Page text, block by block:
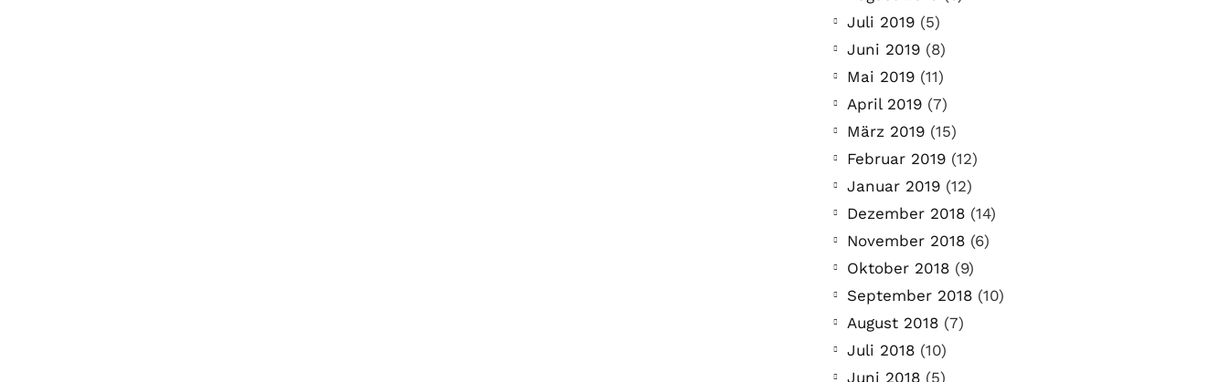
Juli 2019 (5)
Juni 2019 (8)
Mai 2019 (11)
April 2019 (7)
März 2019 (15)
Februar 2019 (12)
Januar 2019 (12)
Dezember 2018 (14)
November 2018 (6)
Oktober 2018 (9)
September 2018 (10)
August 2018 (7)
Juli 2018 (10)
Juni 2018 (5)